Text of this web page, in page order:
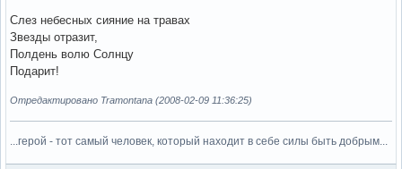
Слез небесных сияние на травах
Звезды отразит,
Полдень волю Солнцу
Подарит!
Отредактировано Tramontana (2008-02-09 11:36:25)
...герой - тот самый человек, который находит в себе силы быть добрым...